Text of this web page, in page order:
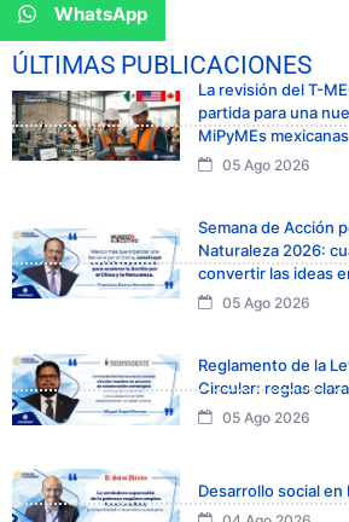
WhatsApp
ÚLTIMAS PUBLICACIONES
La revisión del T-
partida para una
MiPyMEs
05 Ago 2026
Semana de Acción
Naturaleza 2026:
convertir las ideas
05 Ago 2026
Reglamento de la
Circular: reglas
05 Ago 2026
Desarrollo social en